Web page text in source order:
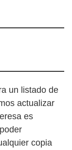
un listado de
actualizar
es
copia